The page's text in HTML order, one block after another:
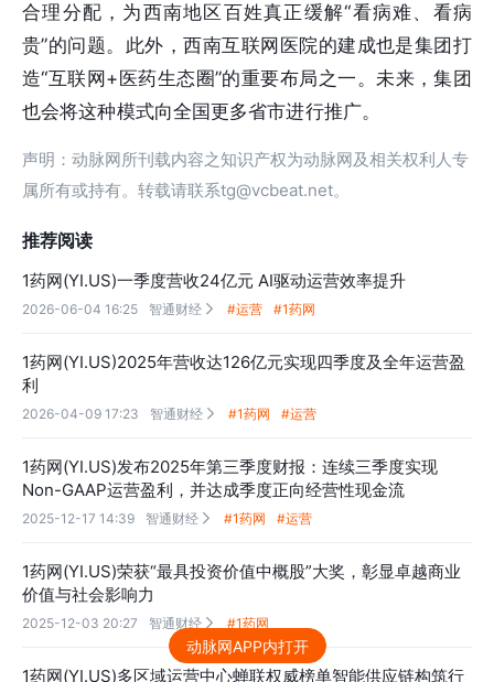
合理分配，为西南地区百姓真正缓解“看病难、看病
贵”的问题。此外，西南互联网医院的建成也是集团打
造“互联网+医药生态圈”的重要布局之一。未来，集团
也会将这种模式向全国更多省市进行推广。
声明：动脉网所刊载内容之知识产权为动脉网及相关权利人专
属所有或持有。转载请联系tg@vcbeat.net。
推荐阅读
1药网(YI.US)一季度营收24亿元 AI驱动运营效率提升
2026-06-04 16:25 智通财经  #运营 #1药网
1药网(YI.US)2025年营收达126亿元实现四季度及全年运营盈
利
2026-04-09 17:23 智通财经  #1药网 #运营
1药网(YI.US)发布2025年第三季度财报：连续三季度实现
Non-GAAP运营盈利，并达成季度正向经营性现金流
2025-12-17 14:39 智通财经  #1药网 #运营
1药网(YI.US)荣获“最具投资价值中概股”大奖，彰显卓越商业
价值与社会影响力
2025-12-03 20:27 智通财经  #1药网
1药网(YI.US)多区域运营中心蝉联权威榜单智能供应链构筑行
动脉网APP内打开